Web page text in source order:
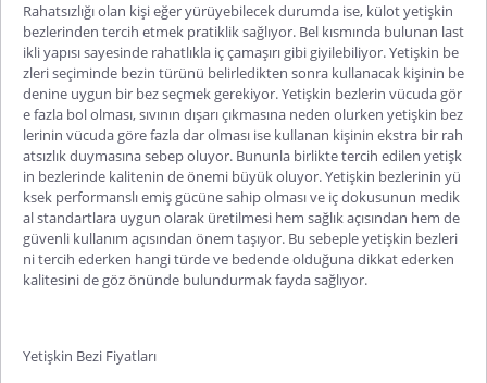
Rahatsızlığı olan kişi eğer yürüyebilecek durumda ise, külot yetişkin
bezlerinden tercih etmek pratiklik sağlıyor. Bel kısmında bulunan last
ikli yapısı sayesinde rahatlıkla iç çamaşırı gibi giyilebiliyor. Yetişkin be
zleri seçiminde bezin türünü belirledikten sonra kullanacak kişinin be
denine uygun bir bez seçmek gerekiyor. Yetişkin bezlerin vücuda gör
e fazla bol olması, sıvının dışarı çıkmasına neden olurken yetişkin bez
lerinin vücuda göre fazla dar olması ise kullanan kişinin ekstra bir rah
atsızlık duymasına sebep oluyor. Bununla birlikte tercih edilen yetişk
in bezlerinde kalitenin de önemi büyük oluyor. Yetişkin bezlerinin yü
ksek performanslı emiş gücüne sahip olması ve iç dokusunun medik
al standartlara uygun olarak üretilmesi hem sağlık açısından hem de
güvenli kullanım açısından önem taşıyor. Bu sebeple yetişkin bezleri
ni tercih ederken hangi türde ve bedende olduğuna dikkat ederken
kalitesini de göz önünde bulundurmak fayda sağlıyor.
Yetişkin Bezi Fiyatları